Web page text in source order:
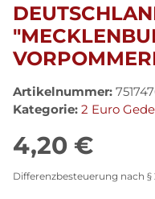
Artikelnummer:
Kategorie: 2 Euro
4,20 €
Differenzbesteuerung nach §